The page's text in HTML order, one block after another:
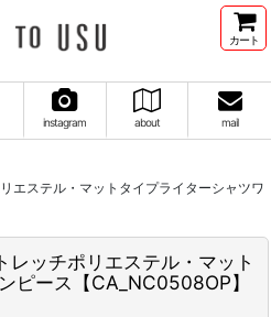
カート
instagram about mail
エステル・マットタイプライターシャツワ
ッチポリエステル・マット
ピース【CA_NC0508OP】